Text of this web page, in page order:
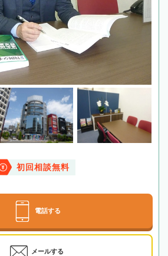
初回相談無料
電話する
メールする